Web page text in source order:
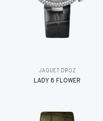
JAQUET DROZ
LADY 8 FLOWER